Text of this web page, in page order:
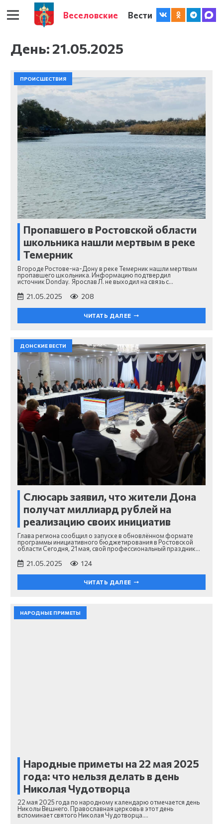
Веселовские Вести
День: 21.05.2025
ПРОИСШЕСТВИЯ
Пропавшего в Ростовской области
школьника нашли мертвым в реке
Темерник
В городе Ростове-на-Дону в реке Темерник нашли мертвым
пропавшего школьника. Информацию подтвердил
источник Donday. Ярослав Л. не выходил на связь с…
21.05.2025 208
ЧИТАТЬ ДАЛЕЕ
ДОНСКИЕ ВЕСТИ
Слюсарь заявил, что жители Дона
получат миллиард рублей на
реализацию своих инициатив
Глава региона сообщил о запуске в обновлённом формате
программы инициативного бюджетирования в Ростовской
области Сегодня, 21 мая, свой профессиональный праздник…
21.05.2025 124
ЧИТАТЬ ДАЛЕЕ
НАРОДНЫЕ ПРИМЕТЫ
Народные приметы на 22 мая 2025
года: что нельзя делать в день
Николая Чудотворца
22 мая 2025 года по народному календарю отмечается день
Николы Вешнего. Православная церковь в этот день
вспоминает святого Николая Чудотворца.…